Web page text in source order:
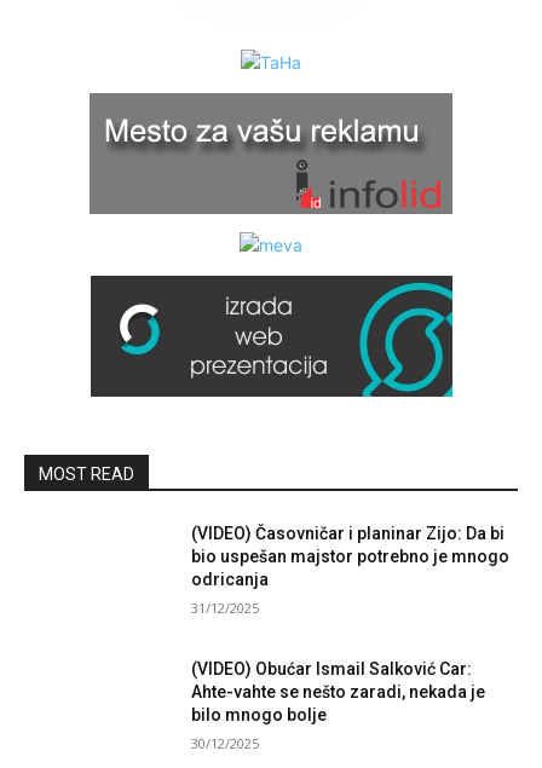
MOST READ
(VIDEO) Časovničar i planinar Zijo: Da bi
bio uspešan majstor potrebno je mnogo
odricanja
31/12/2025
(VIDEO) Obućar Ismail Salković Car:
Ahte-vahte se nešto zaradi, nekada je
bilo mnogo bolje
30/12/2025